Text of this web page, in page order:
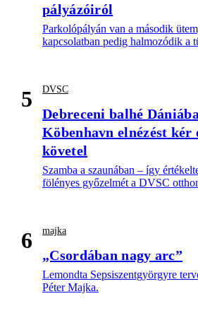
pályázóiról
Parkolópályán van a második
kapcsolatban pedig halmozódik a
5 DVSC
Debreceni balhé
Köbenhavn elnézést kér
követel
Szamba a szaunában – így
fölényes győzelmét a DVSC
6 majka
„Csordában nagy arc”
Lemondta Sepsiszentgyörgyre
Péter Majka.